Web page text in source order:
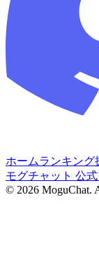
ホームランキング
モグチャット 公
© 2026 MoguChat.